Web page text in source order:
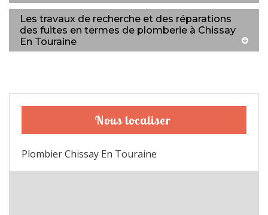
Les travaux de recherche et des réparations
des fuites en termes de plomberie à Chissay
En Touraine
Nous localiser
Plombier Chissay En Touraine